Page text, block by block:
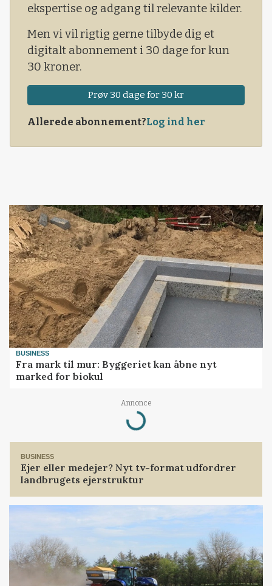
ekspertise og adgang til relevante kilder.
Men vi vil rigtig gerne tilbyde dig et
digitalt abonnement i 30 dage for kun
30 kroner.
Prøv 30 dage for 30 kr
Allerede abonnement?Log ind her
BUSINESS
Fra mark til mur: Byggeriet kan åbne nyt
marked for biokul
Annonce
Loading...
BUSINESS
Ejer eller medejer? Nyt tv-format udfordrer
landbrugets ejerstruktur